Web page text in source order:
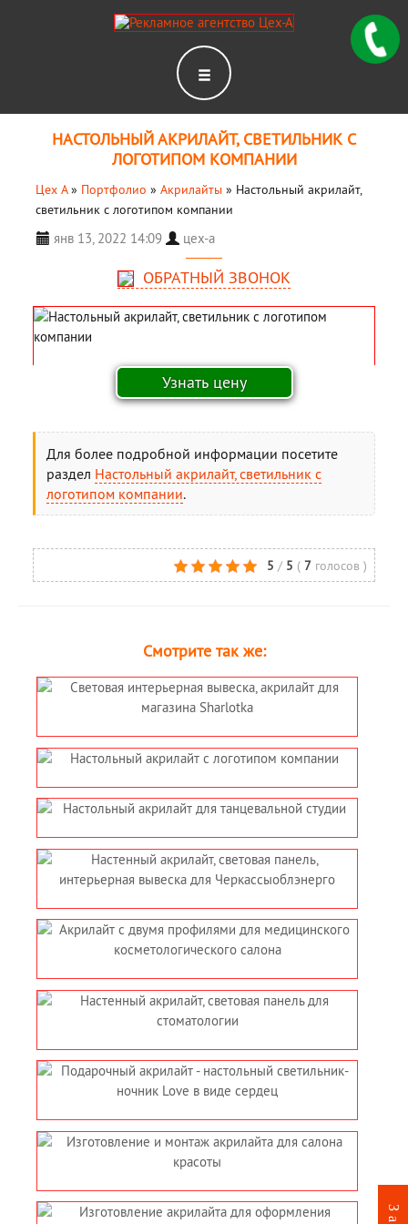
НАСТОЛЬНЫЙ АКРИЛАЙТ, СВЕТИЛЬНИК С
ЛОГОТИПОМ КОМПАНИИ
Цех А» Портфолио » Акрилайты » Настольный акрилайт,
светильник с логотипом компании
янв 13, 2022 14:09 цех-а
ОБРАТНЫЙ ЗВОНОК
Для более подробной информации посетите
раздел Настольный акрилайт, светильник с
логотипом компании.
5 / 5 ( 7 голосов)
Смотрите так же: